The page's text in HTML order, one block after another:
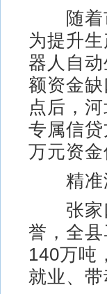
随着市
为提升
器人自
额资金
点后，
专属信
万元资金
精准滴
张家口
誉，全
140万吨
就业、